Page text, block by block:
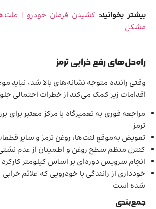
بیشتر بخوانید: کشیدن فرمان خودرو |
مشکل
راه‌حل‌های رفع خرابی ترمز
وقتی راننده متوجه نشانه‌های بالا شد، نباید
اقدامات زیر کمک می‌کند از خطرات احتمالی
مراجعه فوری به تعمیرگاه یا مرکز معتبر
ترمز
تعویض به‌موقع لنت‌ها، روغن ترمز و سایر
کنترل منظم سطح روغن و اطمینان از عدم
انجام سرویس دوره‌ای بر اساس کیلومتر
خودداری از رانندگی با خودرویی که علائم
شده است
جمع‌بندی